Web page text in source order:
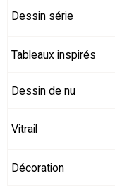
Dessin série
Tableaux inspirés
Dessin de nu
Vitrail
Décoration